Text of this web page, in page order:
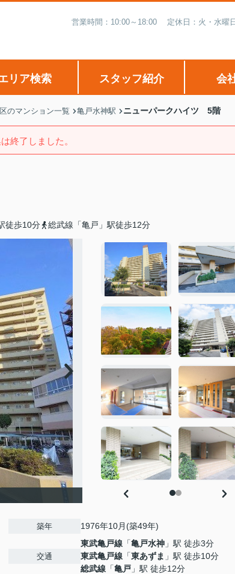
営業時間：10:00～18:00 定休日：火・水曜
リア検索 スタッフ紹介 会
のマンション一覧 亀戸水神駅 ニューパークハイツ 5階
終了しました。
徒歩10分 総武線「亀戸」駅徒歩12分
築年 1976年10月(築49年)
交通
東武亀戸線 「亀戸水神 」駅 徒歩3分
東武亀戸線 「東あずま 」駅 徒歩10分
総武線 「亀戸 」駅 徒歩12分